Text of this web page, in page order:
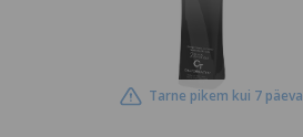
Tarne pikem kui 7 päeva